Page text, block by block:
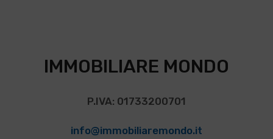
IMMOBILIARE MONDO
P.IVA: 01733200701
info@immobiliaremondo.it